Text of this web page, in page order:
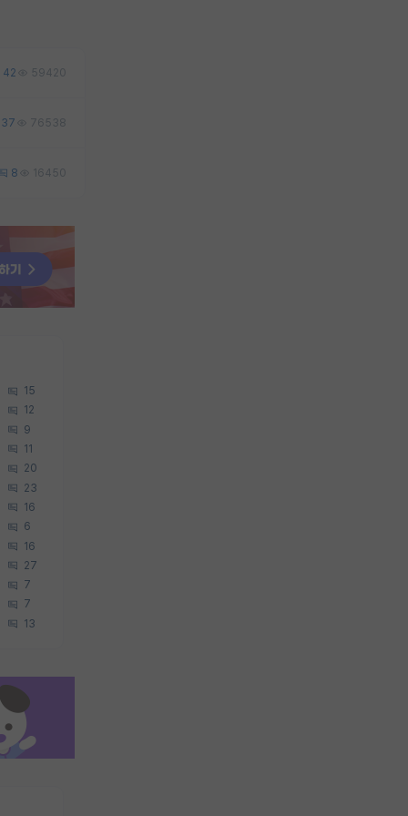
42 59420
37 76538
8 16450
15
12
9
11
20
23
16
6
16
27
7
7
13